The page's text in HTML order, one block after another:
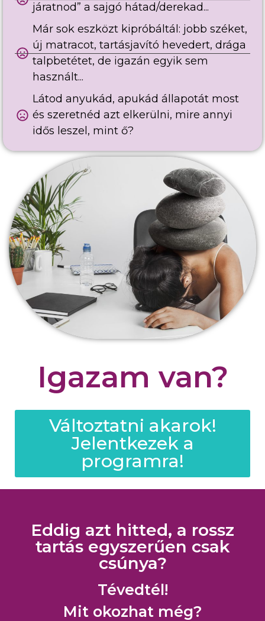
járatnod” a sajgó hátad/derekad...
Már sok eszközt kipróbáltál: jobb széket,
új matracot, tartásjavító hevedert, drága
talpbetétet, de igazán egyik sem
használt...
Látod anyukád, apukád állapotát most
és szeretnéd azt elkerülni, mire annyi
idős leszel, mint ő?
Igazam van?
Változtatni akarok!
Jelentkezek a
programra!
Eddig azt hitted, a rossz
tartás egyszerűen csak
csúnya?
Tévedtél!
Mit okozhat még?